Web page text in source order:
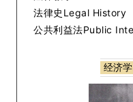
法律史Legal History
公共利益法Public
经济